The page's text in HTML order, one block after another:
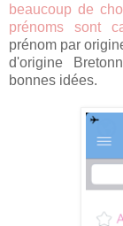
beaucoup de
prénoms sont
prénom par
d'origine
bonnes idées.